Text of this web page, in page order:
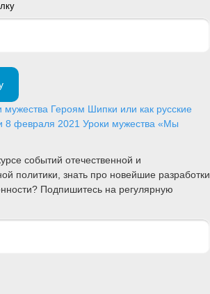
мужества Героям Шипки или как русские
8 февраля 2021 Уроки мужества «Мы
событий отечественной и
политики, знать про новейшие разработки
Подпишитесь на регулярную